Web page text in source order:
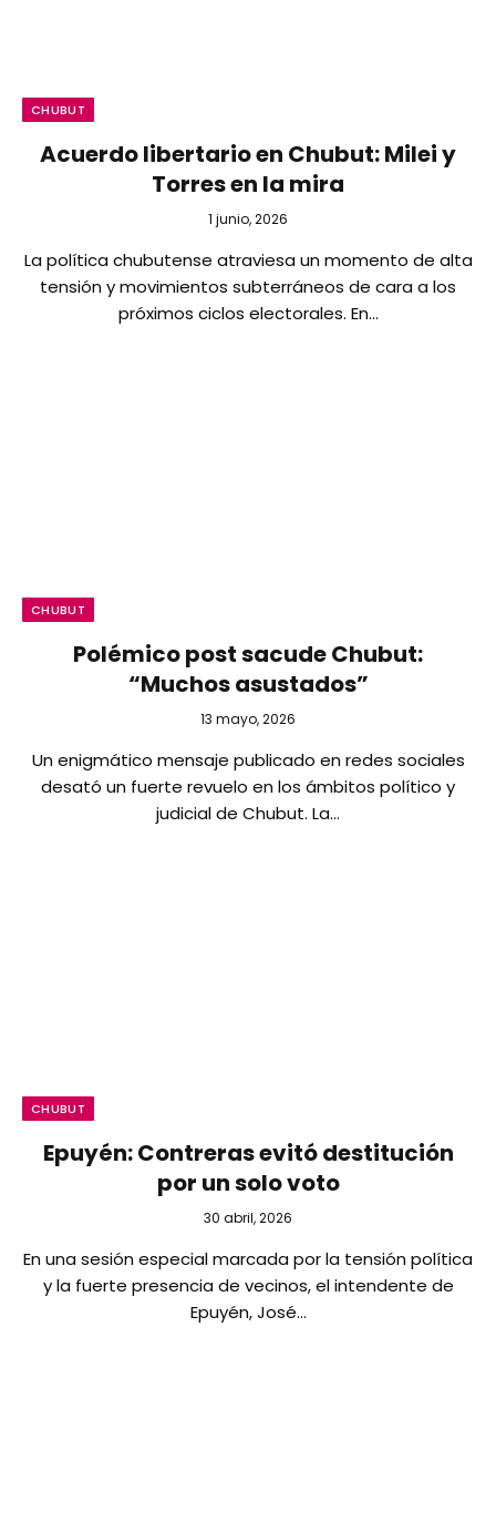
CHUBUT
Acuerdo libertario en Chubut: Milei y
Torres en la mira
1 junio, 2026
La política chubutense atraviesa un momento de alta
tensión y movimientos subterráneos de cara a los
próximos ciclos electorales. En…
CHUBUT
Polémico post sacude Chubut:
“Muchos asustados”
13 mayo, 2026
Un enigmático mensaje publicado en redes sociales
desató un fuerte revuelo en los ámbitos político y
judicial de Chubut. La…
CHUBUT
Epuyén: Contreras evitó destitución
por un solo voto
30 abril, 2026
En una sesión especial marcada por la tensión política
y la fuerte presencia de vecinos, el intendente de
Epuyén, José…